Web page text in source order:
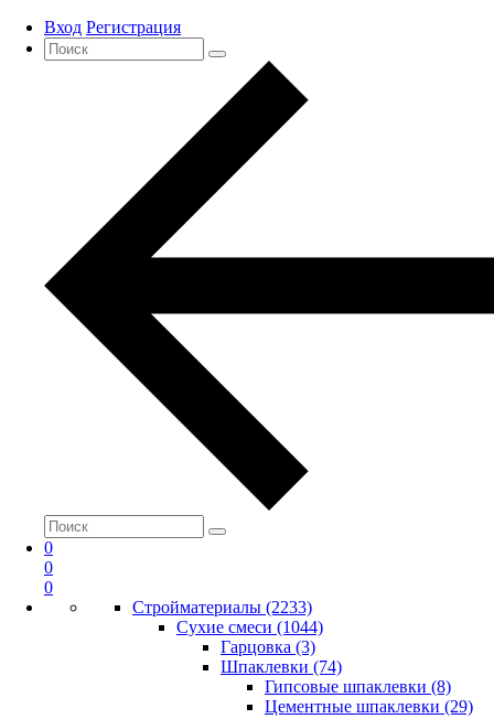
Вход Регистрация
0
0
0
Стройматериалы (2233)
Сухие смеси (1044)
Гарцовка (3)
Шпаклевки (74)
Гипсовые шпаклевки (8)
Цементные шпаклевки (29)